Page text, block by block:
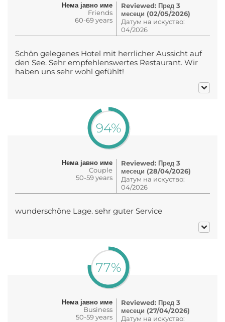
Нема јавно име
Friends
60-69 years
Reviewed: Пред 3
месеци (02/05/2026)
Датум на искуство:
04/2026
Schön gelegenes Hotel mit herrlicher Aussicht auf
den See. Sehr empfehlenswertes Restaurant. Wir
haben uns sehr wohl gefühlt!
94%
Нема јавно име
Couple
50-59 years
Reviewed: Пред 3
месеци (28/04/2026)
Датум на искуство:
04/2026
wunderschöne Lage. sehr guter Service
77%
Нема јавно име
Business
50-59 years
Reviewed: Пред 3
месеци (27/04/2026)
Датум на искуство: